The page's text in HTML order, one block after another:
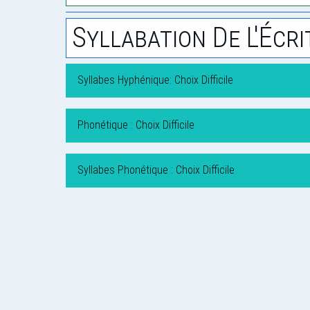
Syllabation De
Syllabes Hyphénique: Choix Difficile
Phonétique : Choix Difficile
Syllabes Phonétique : Choix Difficile